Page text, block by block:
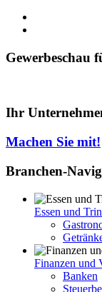
Gewerbeschau
Ihr
Machen Sie mit!
Branchen-
Essen und
Finanzen und
Banken